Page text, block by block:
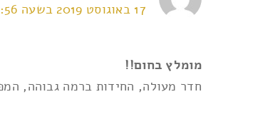
17 באוגוסט 2019 בשעה 23:56
מומלץ בחום!!
חדר מעולה, החידות ברמה גבוהה,